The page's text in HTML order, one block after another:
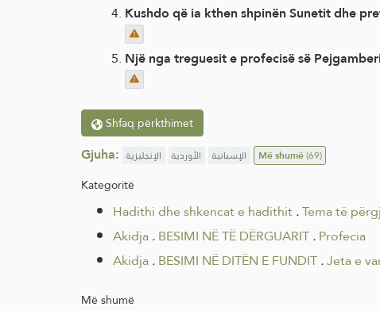
Kushdo që ia kthen shpinën Sunetit dhe
Shfaq përkthimet
Gjuha: الإنجليزية الأوردية الإسبانية Më shumë(69)
Kategoritë
Hadithi dhe shkencat e hadithit.Tema të
Akidja.BESIMI NË TË DËRGUARIT.Profecia
Akidja.BESIMI NË DITËN E FUNDIT.Jeta e
Më shumë